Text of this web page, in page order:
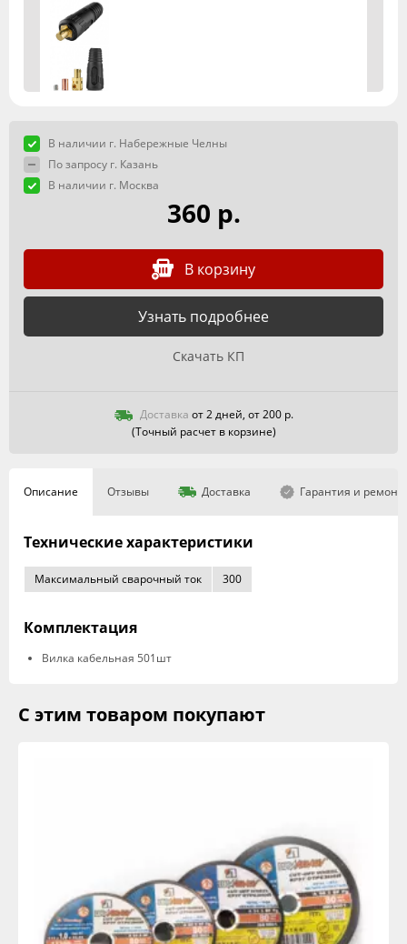
В наличии г. Набережные Челны
По запросу г. Казань
В наличии г. Москва
360 р.
В корзину
Узнать подробнее
Скачать КП
Доставка от 2 дней, от 200 р.
(Точный расчет в корзине)
Описание Отзывы Доставка Гарантия и ремонт
Технические характеристики
Максимальный сварочный ток 300
Комплектация
Вилка кабельная 501шт
С этим товаром покупают